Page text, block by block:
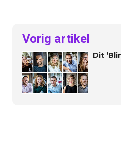
Vorig artikel
Dit